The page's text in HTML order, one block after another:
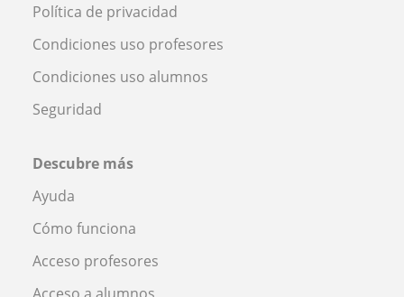
Política de privacidad
Condiciones uso profesores
Condiciones uso alumnos
Seguridad
Descubre más
Ayuda
Cómo funciona
Acceso profesores